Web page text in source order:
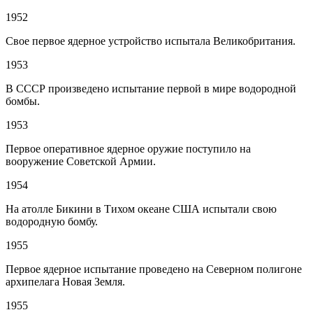
1952
Свое первое ядерное устройство испытала Великобритания.
1953
В СССР произведено испытание первой в мире водородной
бомбы.
1953
Первое оперативное ядерное оружие поступило на
вооружение Советской Армии.
1954
На атолле Бикини в Тихом океане США испытали свою
водородную бомбу.
1955
Первое ядерное испытание проведено на Северном полигоне
архипелага Новая Земля.
1955